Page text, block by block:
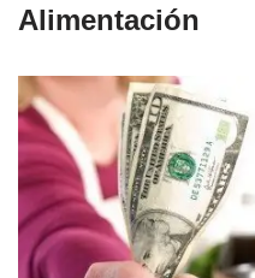
Alimentación